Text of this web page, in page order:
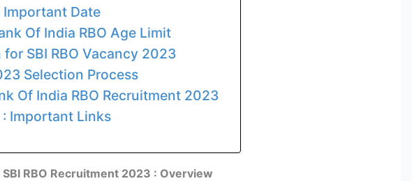
Important Date
Of India RBO Age Limit
SBI RBO Vacancy 2023
Selection Process
Of India RBO Recruitment 2023
: Important Links
SBI RBO Recruitment 2023 : Overview